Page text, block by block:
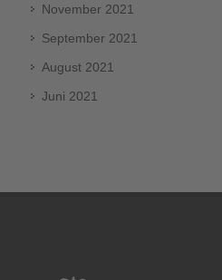
November 2021
September 2021
August 2021
Juni 2021